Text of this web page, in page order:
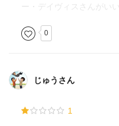
ー・デイヴィスさんがいい
0
じゅうさん
1